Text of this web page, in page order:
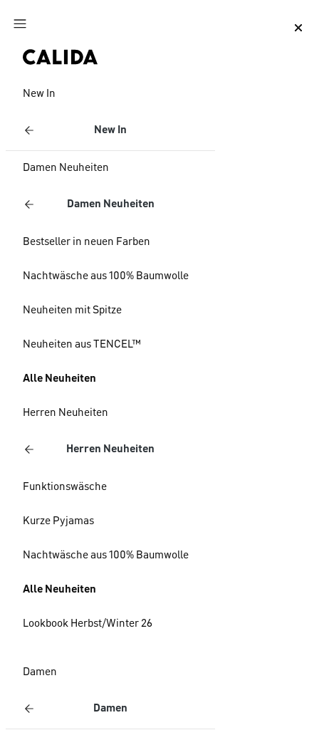
Zum Hauptinhalt springen
New In
New In
Damen Neuheiten
Damen Neuheiten
Bestseller in neuen Farben
Nachtwäsche aus 100% Baumwolle
Neuheiten mit Spitze
Neuheiten aus TENCEL™
Alle Neuheiten
Herren Neuheiten
Herren Neuheiten
Funktionswäsche
Kurze Pyjamas
Nachtwäsche aus 100% Baumwolle
Alle Neuheiten
Lookbook Herbst/Winter 26
Damen
Damen